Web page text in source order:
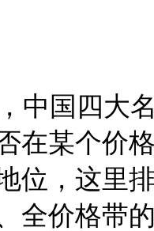
中国四大
在某个价
位，这里
全价格带